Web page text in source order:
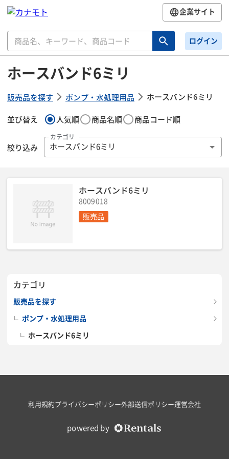
企業サイト
ログイン
ホースバンド6ミリ
販売品を探す ポンプ・水処理用品 ホースバンド6ミリ
並び替え 人気順 商品名順 商品コード順
絞り込み
カテゴリ
ホースバンド6ミリ
ホースバンド6ミリ
8009018
販売品
カテゴリ
販売品を探す
ポンプ・水処理用品
ホースバンド6ミリ
利用規約プライバシーポリシー外部送信ポリシー運営会社
powered by